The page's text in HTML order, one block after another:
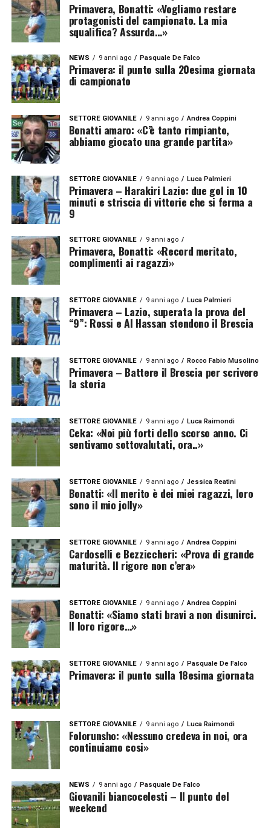
Primavera, Bonatti: «Vogliamo restare
protagonisti del campionato. La mia
squalifica? Assurda…»
NEWS 9 anni ago Pasquale De Falco
Primavera: il punto sulla 20esima giornata
di campionato
SETTORE GIOVANILE 9 anni ago Andrea Coppini
Bonatti amaro: «C’è tanto rimpianto,
abbiamo giocato una grande partita»
SETTORE GIOVANILE 9 anni ago Luca Palmieri
Primavera – Harakiri Lazio: due gol in 10
minuti e striscia di vittorie che si ferma a
9
SETTORE GIOVANILE 9 anni ago
Primavera, Bonatti: «Record meritato,
complimenti ai ragazzi»
SETTORE GIOVANILE 9 anni ago Luca Palmieri
Primavera – Lazio, superata la prova del
“9”: Rossi e Al Hassan stendono il Brescia
SETTORE GIOVANILE 9 anni ago Rocco Fabio Musolino
Primavera – Battere il Brescia per scrivere
la storia
SETTORE GIOVANILE 9 anni ago Luca Raimondi
Ceka: «Noi più forti dello scorso anno. Ci
sentivamo sottovalutati, ora..»
SETTORE GIOVANILE 9 anni ago Jessica Reatini
Bonatti: «Il merito è dei miei ragazzi, loro
sono il mio jolly»
SETTORE GIOVANILE 9 anni ago Andrea Coppini
Cardoselli e Bezziccheri: «Prova di grande
maturità. Il rigore non c’era»
SETTORE GIOVANILE 9 anni ago Andrea Coppini
Bonatti: «Siamo stati bravi a non disunirci.
Il loro rigore…»
SETTORE GIOVANILE 9 anni ago Pasquale De Falco
Primavera: il punto sulla 18esima giornata
SETTORE GIOVANILE 9 anni ago Luca Raimondi
Folorunsho: «Nessuno credeva in noi, ora
continuiamo cosi»
NEWS 9 anni ago Pasquale De Falco
Giovanili biancocelesti – Il punto del
weekend